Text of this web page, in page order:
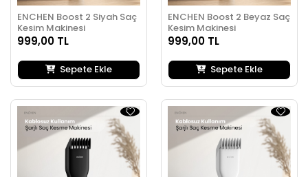
ENCHEN Boost 2 Siyah Saç
Kesim Makinesi
999,00 TL
Sepete Ekle
ENCHEN Boost 2 Beyaz Saç
Kesim Makinesi
999,00 TL
Sepete Ekle